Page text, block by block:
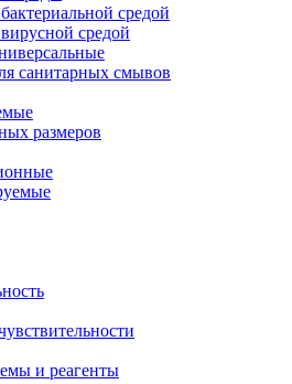
средой
средой
санитарных смывов
размеров
и реагенты